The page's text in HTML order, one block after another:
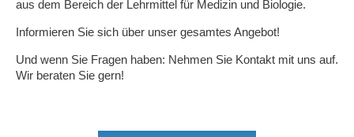
aus dem Bereich der Lehrmittel für Medizin und Biologie.
Informieren Sie sich über unser gesamtes Angebot!
Und wenn Sie Fragen haben: Nehmen Sie Kontakt mit uns auf.
Wir beraten Sie gern!